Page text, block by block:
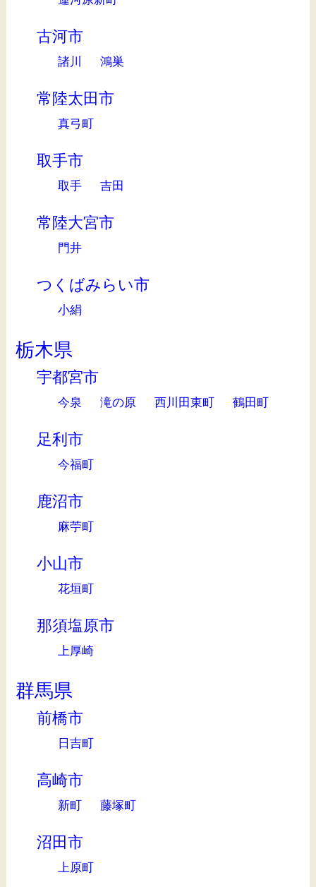
古河市
諸川 鴻巣
常陸太田市
真弓町
取手市
取手 吉田
常陸大宮市
門井
つくばみらい市
小絹
栃木県
宇都宮市
今泉 滝の原 西川田東町 鶴田町
足利市
今福町
鹿沼市
麻苧町
小山市
花垣町
那須塩原市
上厚崎
群馬県
前橋市
日吉町
高崎市
新町 藤塚町
沼田市
上原町